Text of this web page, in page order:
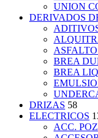
UNION
DERIVADOS
BREA
BREA
DRIZAS 58
ELECTRICOS
ACC.